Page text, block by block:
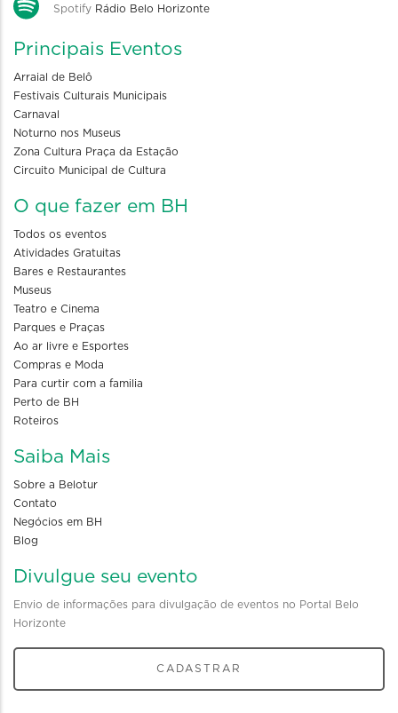
Spotify Rádio Belo Horizonte
Principais Eventos
Arraial de Belô
Festivais Culturais Municipais
Carnaval
Noturno nos Museus
Zona Cultura Praça da Estação
Circuito Municipal de Cultura
O que fazer em BH
Todos os eventos
Atividades Gratuitas
Bares e Restaurantes
Museus
Teatro e Cinema
Parques e Praças
Ao ar livre e Esportes
Compras e Moda
Para curtir com a familia
Perto de BH
Roteiros
Saiba Mais
Sobre a Belotur
Contato
Negócios em BH
Blog
Divulgue seu evento
Envio de informações para divulgação de eventos no Portal Belo
Horizonte
CADASTRAR